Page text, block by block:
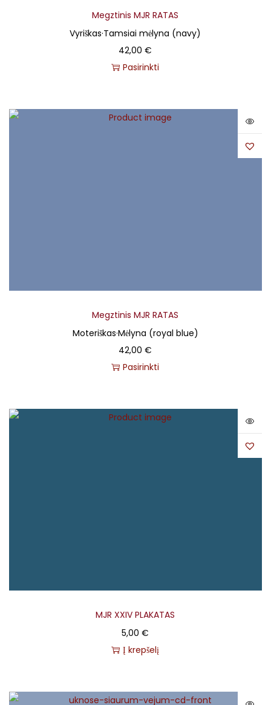
Megztinis MJR RATAS
Vyriškas·Tamsiai mėlyna (navy)
42,00€
Pasirinkti
Megztinis MJR RATAS
Moteriškas·Mėlyna (royal blue)
42,00€
Pasirinkti
MJR XXIV PLAKATAS
5,00€
Į krepšelį